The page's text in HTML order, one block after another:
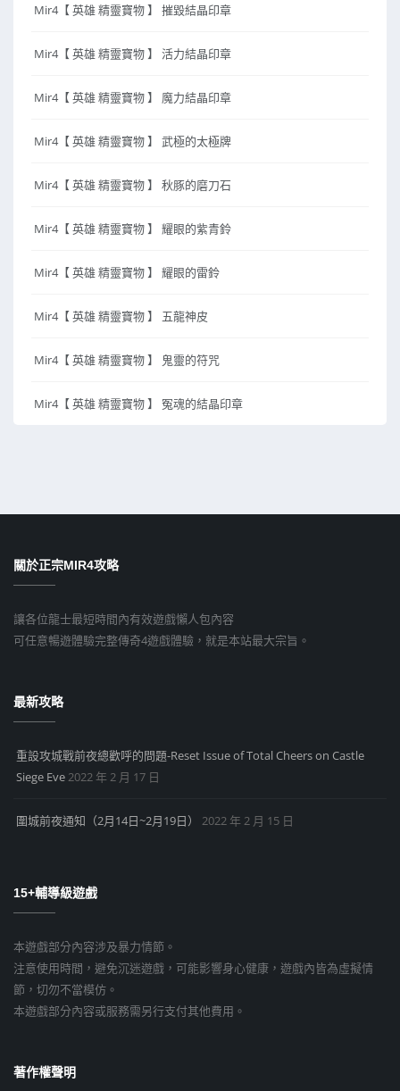
Mir4【 英雄 精靈寶物 】 摧毀結晶印章
Mir4【 英雄 精靈寶物 】 活力結晶印章
Mir4【 英雄 精靈寶物 】 魔力結晶印章
Mir4【 英雄 精靈寶物 】 武極的太極牌
Mir4【 英雄 精靈寶物 】 秋豚的磨刀石
Mir4【 英雄 精靈寶物 】 耀眼的紫青鈴
Mir4【 英雄 精靈寶物 】 耀眼的雷鈴
Mir4【 英雄 精靈寶物 】 五龍神皮
Mir4【 英雄 精靈寶物 】 鬼靈的符咒
Mir4【 英雄 精靈寶物 】 冤魂的結晶印章
關於正宗MIR4攻略
讓各位龍士最短時間內有效遊戲懶人包內容
可任意暢遊體驗完整傳奇4遊戲體驗，就是本站最大宗旨。
最新攻略
重設攻城戰前夜總歡呼的問題-Reset Issue of Total Cheers on Castle
Siege Eve2022 年 2 月 17 日
圍城前夜通知（2月14日~2月19日） 2022 年 2 月 15 日
15+輔導級遊戲
本遊戲部分內容涉及暴力情節。
注意使用時間，避免沉迷遊戲，可能影響身心健康，遊戲內皆為虛擬情
節，切勿不當模仿。
本遊戲部分內容或服務需另行支付其他費用。
著作權聲明